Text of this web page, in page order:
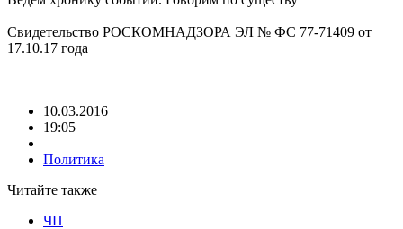
Свидетельство РОСКОМНАДЗОРА ЭЛ № ФС 77-71409 от
17.10.17 года
10.03.2016
19:05
Политика
Читайте также
ЧП